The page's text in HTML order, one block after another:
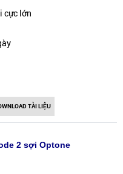
cực lớn
TÀI LIỆU
2 sợi Optone